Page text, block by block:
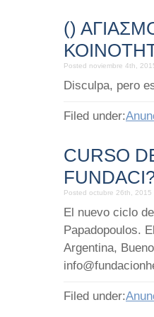
()
Posted noviembre 4th,
Disculpa, pero
Filed under:
CURSO
Posted octubre 26th, 2015
Εl nuevo ciclo
Papadopoulos.
Argentina,
Filed under: